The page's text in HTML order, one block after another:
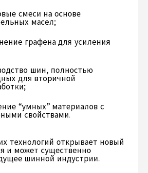
смеси на основе
масел;
графена для усиления
шин, полностью
для вторичной
“умных” материалов с
свойствами.
технологий открывает новый
и может существенно
шинной индустрии.